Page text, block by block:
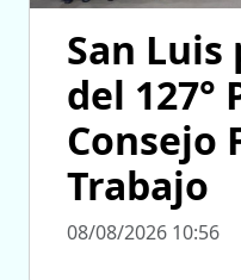
San
del 127°
Consejo
Trabajo
08/08/2026 10:56